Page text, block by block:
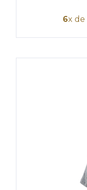
6x de